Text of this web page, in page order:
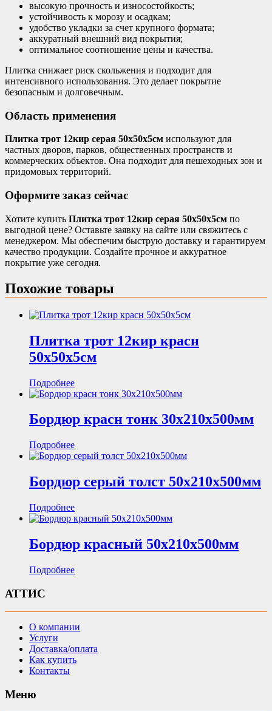
высокую прочность и износостойкость;
устойчивость к морозу и осадкам;
удобство укладки за счет крупного формата;
аккуратный внешний вид покрытия;
оптимальное соотношение цены и качества.
Плитка снижает риск скольжения и подходит для
интенсивного использования. Это делает покрытие
безопасным и долговечным.
Область применения
Плитка трот 12кир серая 50х50х5см используют для
частных дворов, парков, общественных пространств и
коммерческих объектов. Она подходит для пешеходных зон и
придомовых территорий.
Оформите заказ сейчас
Хотите купить Плитка трот 12кир серая 50х50х5см по
выгодной цене? Оставьте заявку на сайте или свяжитесь с
менеджером. Мы обеспечим быструю доставку и гарантируем
качество продукции. Создайте прочное и аккуратное
покрытие уже сегодня.
Похожие товары
Плитка трот 12кир красн
50х50х5см
Подробнее
Бордюр красн тонк 30х210х500мм
Подробнее
Бордюр серый толст 50х210х500мм
Подробнее
Бордюр красный 50х210х500мм
Подробнее
АТТИС
О компании
Услуги
Доставка/оплата
Как купить
Контакты
Меню